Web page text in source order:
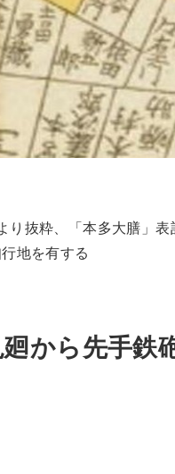
り抜粋、「本多大膳」
地を有する
から先手鉄